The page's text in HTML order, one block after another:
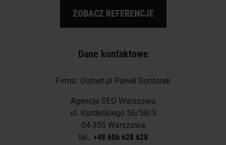
ZOBACZ REFERENCJE
Dane kontaktowe
Firma: Outnet.pl Paweł Gontarek
Agencja SEO Warszawa
ul. Kordeckiego 56/58/3
04-355 Warszawa
tel.: +48 606 628 628